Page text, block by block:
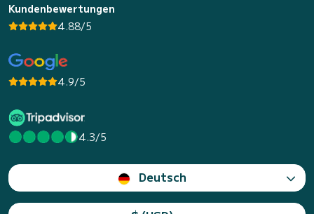
Kundenbewertungen
4.88/5
4.9/5
4.3/5
Deutsch